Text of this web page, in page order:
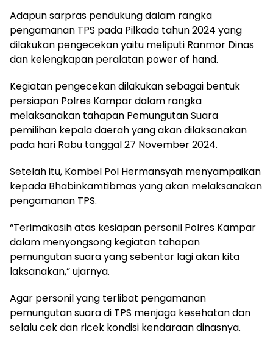
Adapun sarpras pendukung dalam rangka
pengamanan TPS pada Pilkada tahun 2024 yang
dilakukan pengecekan yaitu meliputi Ranmor Dinas
dan kelengkapan peralatan power of hand.
Kegiatan pengecekan dilakukan sebagai bentuk
persiapan Polres Kampar dalam rangka
melaksanakan tahapan Pemungutan Suara
pemilihan kepala daerah yang akan dilaksanakan
pada hari Rabu tanggal 27 November 2024.
Setelah itu, Kombel Pol Hermansyah menyampaikan
kepada Bhabinkamtibmas yang akan melaksanakan
pengamanan TPS.
“Terimakasih atas kesiapan personil Polres Kampar
dalam menyongsong kegiatan tahapan
pemungutan suara yang sebentar lagi akan kita
laksanakan,” ujarnya.
Agar personil yang terlibat pengamanan
pemungutan suara di TPS menjaga kesehatan dan
selalu cek dan ricek kondisi kendaraan dinasnya.